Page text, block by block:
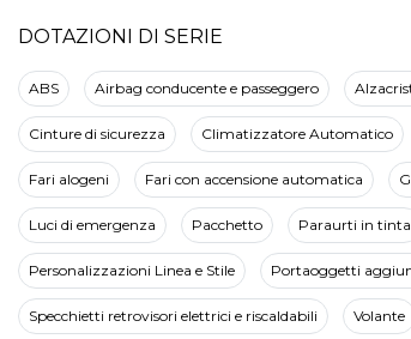
DOTAZIONI DI SERIE
ABS Airbag conducente e passeggero
Cinture di sicurezza Climatizzatore Automatico
Fari alogeni Fari con accensione automatica
Luci di emergenza Pacchetto Paraurti in tinta
Personalizzazioni Linea e Stile Portaoggetti
Specchietti retrovisori elettrici e riscaldabili Volante